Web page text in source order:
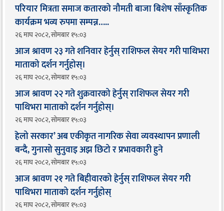
परियार मित्रता समाज कतारको नौमती बाजा बिशेष साँस्कृतिक
कार्यक्रम भव्य रुपमा सम्पन्न…..
२६ माघ २०८२, सोमबार १५:०३
आज श्रावण २३ गते शनिवार हेर्नुस् राशिफल सेयर गरी पाथिभरा
माताको दर्शन गर्नुहोस्।
२६ माघ २०८२, सोमबार १५:०३
आज श्रावण २२ गते शुक्रवारको हेर्नुस् राशिफल सेयर गरी
पाथिभरा माताको दर्शन गर्नुहोस्।
२६ माघ २०८२, सोमबार १५:०३
हेलो सरकार’ अब एकीकृत नागरिक सेवा व्यवस्थापन प्रणाली
बन्दै, गुनासो सुनुवाइ अझ छिटो र प्रभावकारी हुने
२६ माघ २०८२, सोमबार १५:०३
आज श्रावण २१ गते बिहीवारको हेर्नुस् राशिफल सेयर गरी
पाथिभरा माताको दर्शन गर्नुहोस्
२६ माघ २०८२, सोमबार १५:०३